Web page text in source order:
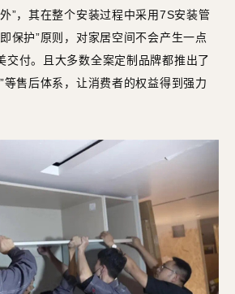
”，其在整个安装过程中采用7S安装管
保护”原则，对家居空间不会产生一点
交付。且大多数全案定制品牌都推出了
等售后体系，让消费者的权益得到强力